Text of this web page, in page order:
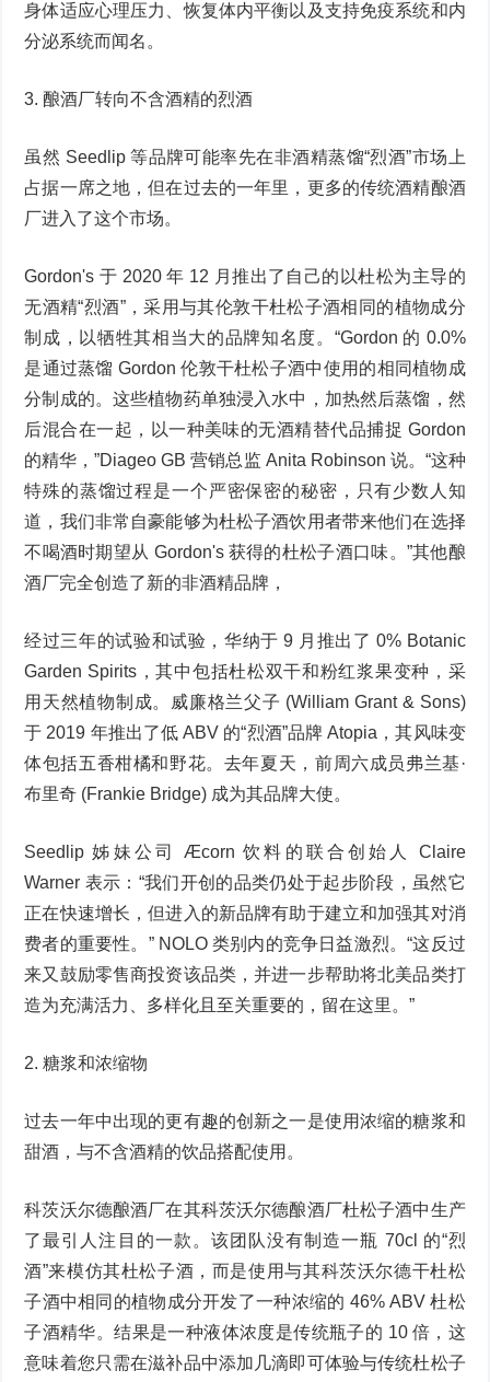
身体适应心理压力、恢复体内平衡以及支持免疫系统和内
分泌系统而闻名。
3. 酿酒厂转向不含酒精的烈酒
虽然 Seedlip 等品牌可能率先在非酒精蒸馏“烈酒”市场上
占据一席之地，但在过去的一年里，更多的传统酒精酿酒
厂进入了这个市场。
Gordon's 于 2020 年 12 月推出了自己的以杜松为主导的
无酒精“烈酒”，采用与其伦敦干杜松子酒相同的植物成分
制成，以牺牲其相当大的品牌知名度。“Gordon 的 0.0%
是通过蒸馏 Gordon 伦敦干杜松子酒中使用的相同植物成
分制成的。这些植物药单独浸入水中，加热然后蒸馏，然
后混合在一起，以一种美味的无酒精替代品捕捉 Gordon
的精华，”Diageo GB 营销总监 Anita Robinson 说。“这种
特殊的蒸馏过程是一个严密保密的秘密，只有少数人知
道，我们非常自豪能够为杜松子酒饮用者带来他们在选择
不喝酒时期望从 Gordon's 获得的杜松子酒口味。”其他酿
酒厂完全创造了新的非酒精品牌，
经过三年的试验和试验，华纳于 9 月推出了 0% Botanic
Garden Spirits，其中包括杜松双干和粉红浆果变种，采
用天然植物制成。威廉格兰父子 (William Grant & Sons)
于 2019 年推出了低 ABV 的“烈酒”品牌 Atopia，其风味变
体包括五香柑橘和野花。去年夏天，前周六成员弗兰基·
布里奇 (Frankie Bridge) 成为其品牌大使。
Seedlip 姊妹公司 Æcorn 饮料的联合创始人 Claire
Warner 表示：“我们开创的品类仍处于起步阶段，虽然它
正在快速增长，但进入的新品牌有助于建立和加强其对消
费者的重要性。” NOLO 类别内的竞争日益激烈。“这反过
来又鼓励零售商投资该品类，并进一步帮助将北美品类打
造为充满活力、多样化且至关重要的，留在这里。”
2. 糖浆和浓缩物
过去一年中出现的更有趣的创新之一是使用浓缩的糖浆和
甜酒，与不含酒精的饮品搭配使用。
科茨沃尔德酿酒厂在其科茨沃尔德酿酒厂杜松子酒中生产
了最引人注目的一款。该团队没有制造一瓶 70cl 的“烈
酒”来模仿其杜松子酒，而是使用与其科茨沃尔德干杜松
子酒中相同的植物成分开发了一种浓缩的 46% ABV 杜松
子酒精华。结果是一种液体浓度是传统瓶子的 10 倍，这
意味着您只需在滋补品中添加几滴即可体验与传统杜松子